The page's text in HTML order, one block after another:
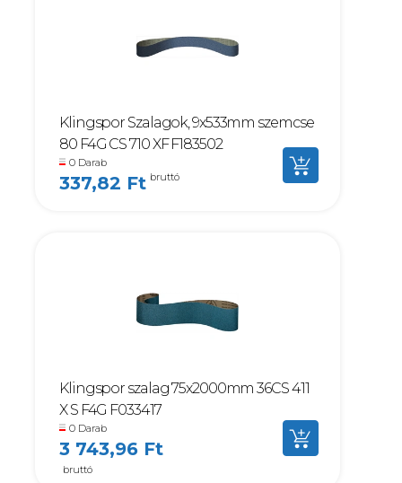
Klingspor Szalagok, 9x533mm szemcse
80 F4G CS 710 XF F183502
0 Darab
337,82 Ft bruttó
Klingspor szalag 75x2000mm 36CS 411
X S F4G F033417
0 Darab
3 743,96 Ft
bruttó